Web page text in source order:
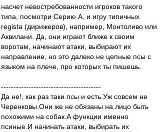
насчет невостребованности игроков такого
типа, посмотри Серию А, и игру типичных
regista (дирижеров), например, Монтоливо или
Аквилани. Да, они играют ближе к своим
воротам, начинают атаки, выбирают их
направление, но это далеко не цепные псы с
языком на плече, про которых ты пишешь.
----------------------------------------
Да не!, как раз таки псы и есть.Уж совсем не
Черенковы.Они же не обязаны на лицо быть
похожими на собак.А функции именно
псиные.И начинать атаки, выбирать их